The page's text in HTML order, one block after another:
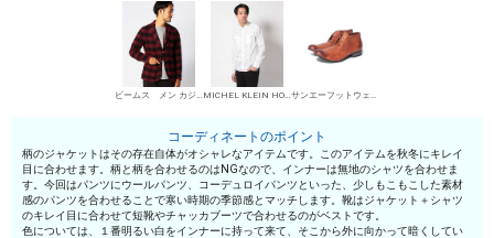
ビームス メン カジュアルジャケット MICHEL KLEIN HOMME シャツ サンエーフットウェア 短靴・レザーシューズ
コーディネートのポイント
柄のジャケットはその存在自体がオシャレなアイテムです。このアイテムを秋冬にキレイ
目に合わせます。柄と柄を合わせるのはNGなので、インナーは無地のシャツを合わせま
す。今回はパンツにウールパンツ、コーデュロイパンツといった、少しもこもこした素材
感のパンツを合わせることで寒い時期の季節感とマッチします。靴はジャケット＋シャツ
のキレイ目に合わせて短靴やチャッカブーツで合わせるのがベストです。
色については、１番明るい白をインナーに持って来て、そこから外に向かって暗くしてい